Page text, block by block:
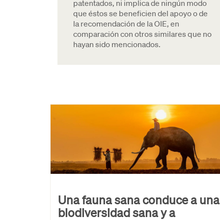
patentados, ni implica de ningún modo
que éstos se beneficien del apoyo o de
la recomendación de la OIE, en
comparación con otros similares que no
hayan sido mencionados.
Una fauna sana conduce a una
biodiversidad sana y a